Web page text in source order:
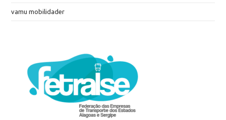
vamu mobilidader